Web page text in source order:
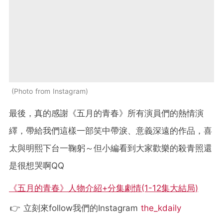
Photo from Instagram
最後，真的感謝《五月的青春》所有演員們的熱情演
繹，帶給我們這樣一部笑中帶淚、意義深遠的作品，喜
太與明熙下台一鞠躬～但小編看到大家歡樂的殺青照還
是很想哭啊QQ
《五月的青春》人物介紹+分集劇情(1-12集大結局)
👉 立刻來follow我們的Instagram the_kdaily